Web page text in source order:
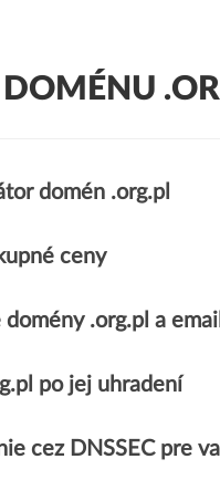
DOMÉNU
domén .org.pl
ceny
domény .org.pl a
po jej uhradení
cez DNSSEC pre